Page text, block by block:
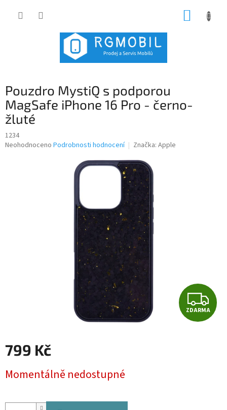
Pouzdro MystiQ s podporou
MagSafe iPhone 16 Pro - černo-
žluté
1234
Průměrné
Neohodnoceno Podrobnosti hodnocení Značka: Apple
Z
D
ZDARMA
799 Kč
cena:
Momentálně nedostupné